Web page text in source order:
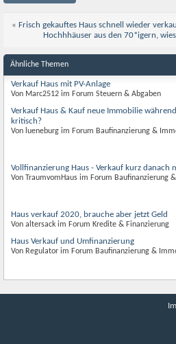
« Frisch gekauftes Haus schnell wieder
Hochhhäuser aus den 70*igern,
Ähnliche Themen
Verkauf Haus mit PV-Anlage
Von Marc2512 im Forum Steuern & Abgaben
Verkauf Haus & Kauf neue Immobilie
kritisch?
Von lueneburg im Forum Baufinanzierung &
Vollfinanzierung Haus - Verkauf kurz danach
Von TraumvomHaus im Forum Baufinanzierung
Haus verkauf 2020, brauche aber jetzt Geld
Von altersack im Forum Kredite & Finanzierung
Haus Verkauf und Umfinanzierung
Von Regulator im Forum Baufinanzierung &